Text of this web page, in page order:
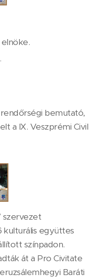
rendőrségi bemutató,
a IX. Veszprémi Civil
szervezet
kulturális együttes
színpadon.
át a Pro Civitate
Baráti